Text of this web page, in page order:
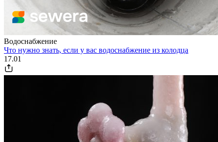
Водоснабжение
Что нужно знать, если у вас водоснабжение из колодца
17.01